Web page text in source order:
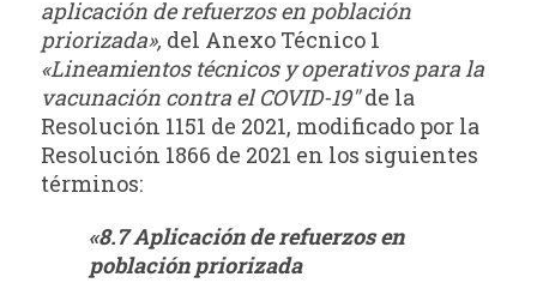
aplicación derefuerzos en población
priorizada», del Anexo Técnico 1
«Lineamientos técnicos yoperativos para la
vacunación contra el COVID-19″de la
Resolución 1151 de 2021, modificado por la
Resolución 1866 de 2021 en los siguientes
términos:
«8.7 Aplicación de refuerzos en
población priorizada